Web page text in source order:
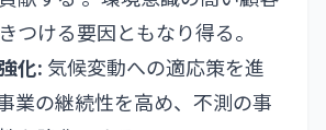
つける要因ともなり得る。
化: 気候変動への適応策を進
業の継続性を高め、不測の事